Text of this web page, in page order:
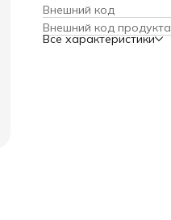
Внешний код
Внешний код продукта
Все характеристики